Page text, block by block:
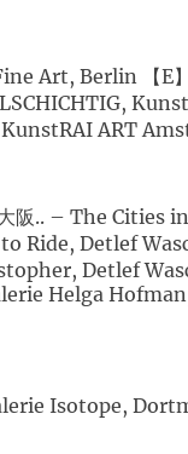
Art, Berlin 【
ART
阪.. – The Cities
Ride, Detlef
Detlef
Helga
Isotope,